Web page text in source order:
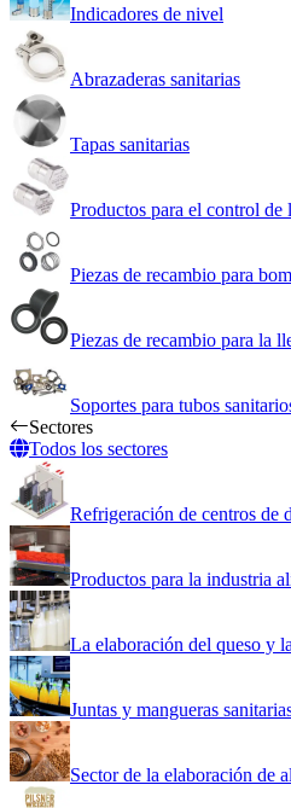
Indicadores de nivel
Abrazaderas sanitarias
Tapas sanitarias
Productos para el control de
Piezas de recambio para
Piezas de recambio para la
Soportes para tubos
Sectores
Todos los sectores
Refrigeración de centros de
Productos para la industria
La elaboración del queso y
Juntas y mangueras
Sector de la elaboración de